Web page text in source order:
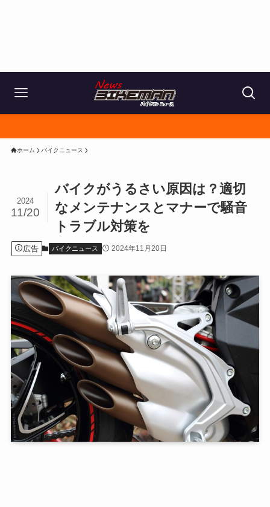
ホーム バイクニュース
バイクがうるさい原因は？適切
なメンテナンスとマナーで騒音
トラブル対策を
2024
11/20
広告 バイクニュース 2024年11月20日